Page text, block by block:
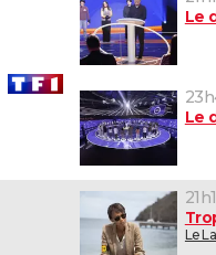
Le
Le
Le